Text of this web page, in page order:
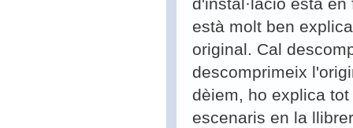
d'instal·lació està
està molt ben
original. Cal
descomprimeix
dèiem, ho explica
escenaris en la